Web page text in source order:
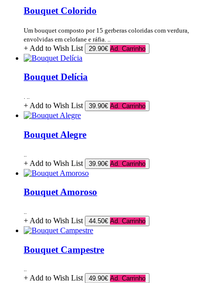
Bouquet Colorido
Um bouquet composto por 15 gerberas coloridas com verdura,
envolvidas em celofane e ráfia. ..
+ Add to Wish List 29.90€ Ad. Carrinho
Bouquet Delícia
. ..
+ Add to Wish List 39.90€ Ad. Carrinho
Bouquet Alegre
+ Add to Wish List 39.90€ Ad. Carrinho
Bouquet Amoroso
..
+ Add to Wish List 44.50€ Ad. Carrinho
Bouquet Campestre
..
+ Add to Wish List 49.90€ Ad. Carrinho